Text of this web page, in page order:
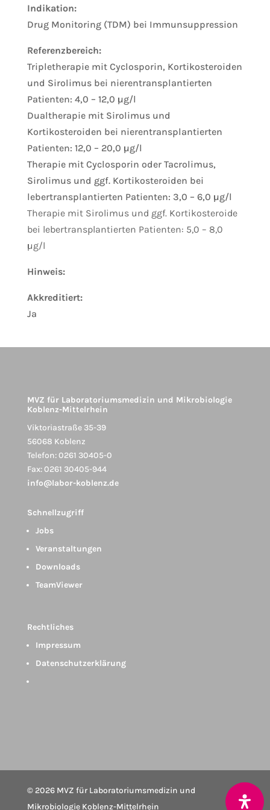
Indikation:
Drug Monitoring (TDM) bei Immunsuppression
Referenzbereich:
Tripletherapie mit Cyclosporin, Kortikosteroiden
und Sirolimus bei nierentransplantierten
Patienten: 4,0 – 12,0 µg/l
Dualtherapie mit Sirolimus und
Kortikosteroiden bei nierentransplantierten
Patienten: 12,0 – 20,0 µg/l
Therapie mit Cyclosporin oder Tacrolimus,
Sirolimus und ggf. Kortikosteroiden bei
lebertransplantierten Patienten: 3,0 – 6,0 µg/l
Therapie mit Sirolimus und ggf. Kortikosteroide
bei lebertransplantierten Patienten: 5,0 – 8,0
µg/l
Hinweis:
Akkreditiert:
Ja
MVZ für Laboratoriumsmedizin und Mikrobiologie
Koblenz-Mittelrhein
Viktoriastraße 35-39
56068 Koblenz
Telefon: 0261 30405-0
Fax: 0261 30405-944
info@labor-koblenz.de
Schnellzugriff
Jobs
Veranstaltungen
Downloads
TeamViewer
Rechtliches
Impressum
Datenschutzerklärung
© 2026 MVZ für Laboratoriumsmedizin und
Mikrobiologie Koblenz-Mittelrhein